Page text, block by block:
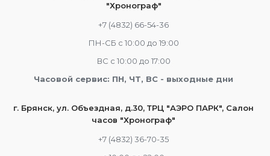
"Хронограф"
+7 (4832) 66-54-36
ПН-СБ с 10:00 до 19:00
ВС с 10:00 до 17:00
Часовой сервис: ПН, ЧТ, ВС - выходные дни
г. Брянск, ул. Объездная, д.30, ТРЦ "АЭРО ПАРК", Салон
часов "Хронограф"
+7 (4832) 36-70-35